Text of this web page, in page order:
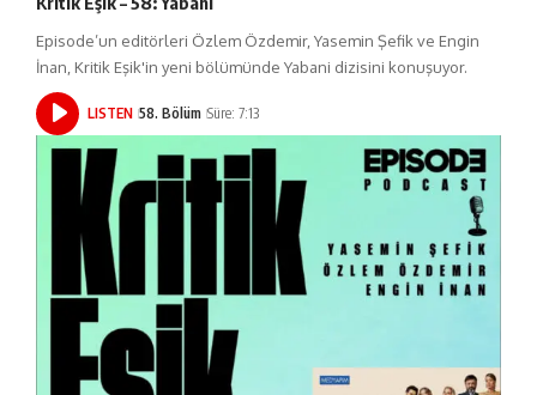
Episode’un editörleri Özlem Özdemir, Yasemin Şefik ve Engin
İnan, Kritik Eşik'in yeni bölümünde Yabani dizisini konuşuyor.
LISTEN 58. Bölüm Süre: 7:13